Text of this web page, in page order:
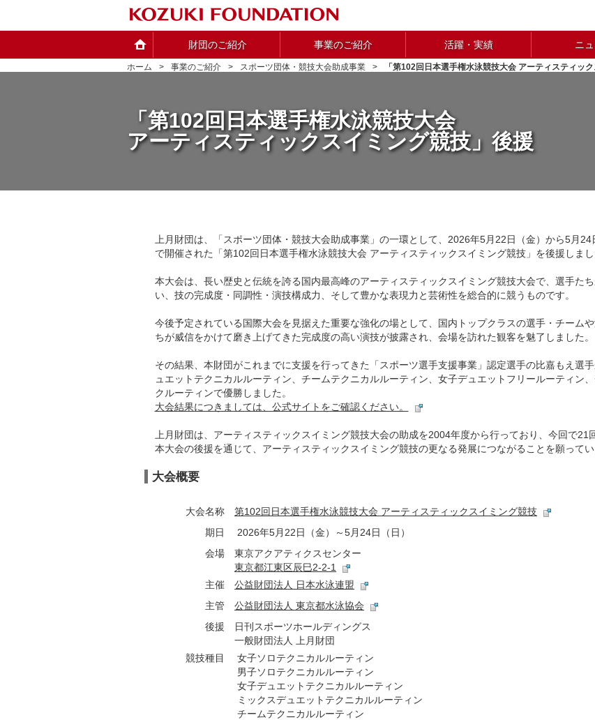
財団のご紹介 事業のご紹介 活躍・実績 ニ
ホーム 事業のご紹介 スポーツ団体・競技大会助成事業 「第102回日本選手権水泳競技大会 アーティスティッ
「第102回日本選手権水泳競技大会
アーティスティックスイミング競技」後援
上月財団は、「スポーツ団体・競技大会助成事業」の一環として、2026年5月22日（金）から5月
で開催された「第102回日本選手権水泳競技大会 アーティスティックスイミング競技」を後援しまし
本大会は、長い歴史と伝統を誇る国内最高峰のアーティスティックスイミング競技大会で、選手た
い、技の完成度・同調性・演技構成力、そして豊かな表現力と芸術性を総合的に競うものです。
今後予定されている国際大会を見据えた重要な強化の場として、国内トップクラスの選手・チーム
ちが威信をかけて磨き上げてきた完成度の高い演技が披露され、会場を訪れた観客を魅了しました。
その結果、本財団がこれまでに支援を行ってきた「スポーツ選手支援事業」認定選手の比嘉もえ選
ュエットテクニカルルーティン、チームテクニカルルーティン、女子デュエットフリールーティン
クルーティンで優勝しました。
大会結果につきましては、公式サイトをご確認ください。
上月財団は、アーティスティックスイミング競技大会の助成を2004年度から行っており、今回で21
本大会の後援を通じて、アーティスティックスイミング競技の更なる発展につながることを願ってい
大会概要
大会名称
第102回日本選手権水泳競技大会 アーティスティックスイミング競技
期日
2026年5月22日（金）～5月24日（日）
会場
東京アクアティクスセンター
東京都江東区辰巳2-2-1
主催
公益財団法人 日本水泳連盟
主管
公益財団法人 東京都水泳協会
後援
日刊スポーツホールディングス
一般財団法人 上月財団
競技種目
女子ソロテクニカルルーティン
男子ソロテクニカルルーティン
女子デュエットテクニカルルーティン
ミックスデュエットテクニカルルーティン
チームテクニカルルーティン